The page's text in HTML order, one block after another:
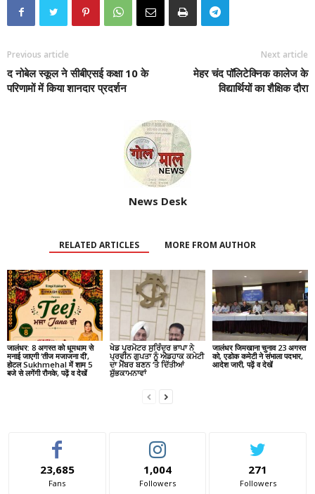
Previous article
द नोबेल स्कूल ने सीबीएसई कक्षा 10 के
परिणामों में किया शानदार प्रदर्शन
Next article
मेहर चंद पॉलिटेक्निक कालेज के
विद्यार्थियों का शैक्षिक दौरा
News Desk
RELATED ARTICLES MORE FROM AUTHOR
जालंधर: 8 अगस्त को धूमधाम से
मनाई जाएगी ‘तीज मजाजना दी’,
होटल Sukhmehal में शाम 5
बजे से लगेंगी रौनके, पढ़ें व देखें
ਖੇਡ ਪ੍ਰਮੋਟਰ ਸੁਰਿੰਦਰ ਭਾਪਾ ਨੇ
ਪ੍ਰਵੀਨ ਗੁਪਤਾ ਨੂੰ ਐਡਹਾਕ ਕਮੇਟੀ
ਦਾ ਮੈਂਬਰ ਬਣਨ ‘ਤੇ ਦਿੱਤੀਆਂ
ਸ਼ੁੱਭਕਾਮਨਾਵਾਂ
जालंधर जिमखाना चुनाव 23 अगस्त
को, एडोक कमेटी ने संभाला पदभार,
आदेश जारी, पढ़ें व देखें
23,685
Fans
1,004
Followers
271
Followers